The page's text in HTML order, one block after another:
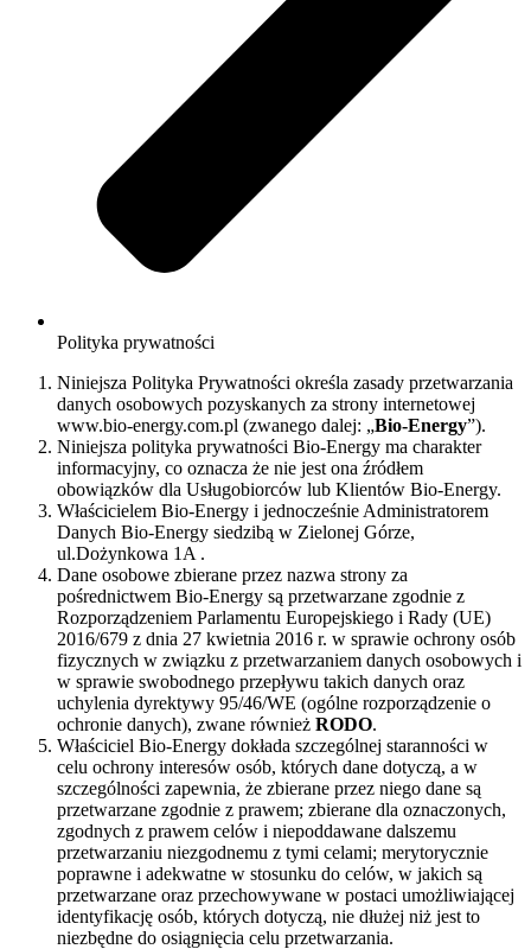
Polityka prywatności
Niniejsza Polityka Prywatności określa zasady przetwarzania
danych osobowych pozyskanych za strony internetowej
www.bio-energy.com.pl (zwanego dalej: „Bio-Energy”).
Niniejsza polityka prywatności Bio-Energy ma charakter
informacyjny, co oznacza że nie jest ona źródłem
obowiązków dla Usługobiorców lub Klientów Bio-Energy.
Właścicielem Bio-Energy i jednocześnie Administratorem
Danych Bio-Energy siedzibą w Zielonej Górze,
ul.Dożynkowa 1A .
Dane osobowe zbierane przez nazwa strony za
pośrednictwem Bio-Energy są przetwarzane zgodnie z
Rozporządzeniem Parlamentu Europejskiego i Rady (UE)
2016/679 z dnia 27 kwietnia 2016 r. w sprawie ochrony osób
fizycznych w związku z przetwarzaniem danych osobowych i
w sprawie swobodnego przepływu takich danych oraz
uchylenia dyrektywy 95/46/WE (ogólne rozporządzenie o
ochronie danych), zwane również RODO.
Właściciel Bio-Energy dokłada szczególnej staranności w
celu ochrony interesów osób, których dane dotyczą, a w
szczególności zapewnia, że zbierane przez niego dane są
przetwarzane zgodnie z prawem; zbierane dla oznaczonych,
zgodnych z prawem celów i niepoddawane dalszemu
przetwarzaniu niezgodnemu z tymi celami; merytorycznie
poprawne i adekwatne w stosunku do celów, w jakich są
przetwarzane oraz przechowywane w postaci umożliwiającej
identyfikację osób, których dotyczą, nie dłużej niż jest to
niezbędne do osiągnięcia celu przetwarzania.